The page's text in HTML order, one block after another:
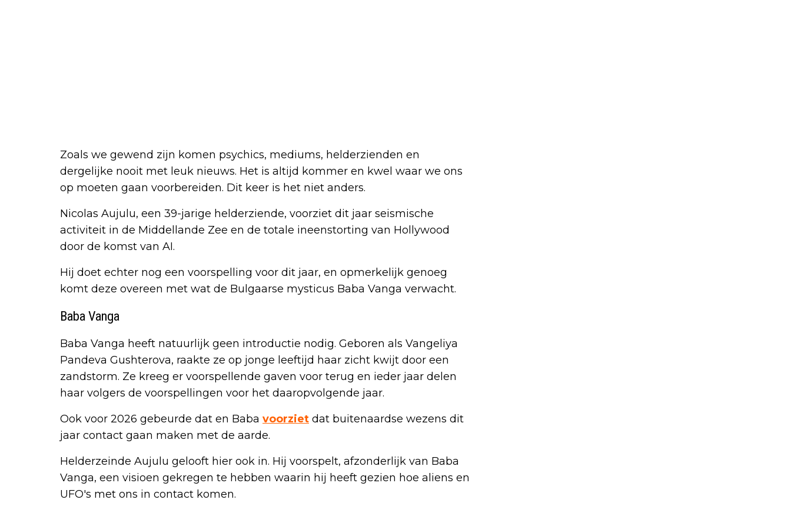
Zoals we gewend zijn komen psychics, mediums, helderzienden en
dergelijke nooit met leuk nieuws. Het is altijd kommer en kwel waar we ons
op moeten gaan voorbereiden. Dit keer is het niet anders.
Nicolas Aujulu, een 39-jarige helderziende, voorziet dit jaar seismische
activiteit in de Middellande Zee en de totale ineenstorting van Hollywood
door de komst van AI.
Hij doet echter nog een voorspelling voor dit jaar, en opmerkelijk genoeg
komt deze overeen met wat de Bulgaarse mysticus Baba Vanga verwacht.
Baba Vanga
Baba Vanga heeft natuurlijk geen introductie nodig. Geboren als Vangeliya
Pandeva Gushterova, raakte ze op jonge leeftijd haar zicht kwijt door een
zandstorm. Ze kreeg er voorspellende gaven voor terug en ieder jaar delen
haar volgers de voorspellingen voor het daaropvolgende jaar.
Ook voor 2026 gebeurde dat en Baba voorziet dat buitenaardse wezens dit
jaar contact gaan maken met de aarde.
Helderzeinde Aujulu gelooft hier ook in. Hij voorspelt, afzonderlijk van Baba
Vanga, een visioen gekregen te hebben waarin hij heeft gezien hoe aliens en
UFO's met ons in contact komen.